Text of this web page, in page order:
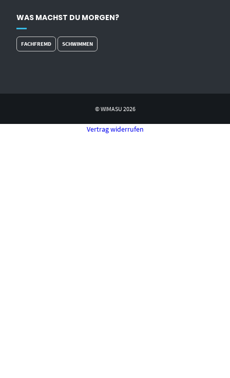
WAS MACHST DU MORGEN?
FACHFREMD SCHWIMMEN
© WIMASU 2026
Vertrag widerrufen